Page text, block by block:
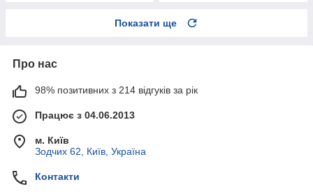
Показати ще
Про нас
98% позитивних з 214 відгуків за рік
Працює з 04.06.2013
м. Київ
Зодчих 62, Київ, Україна
Контакти